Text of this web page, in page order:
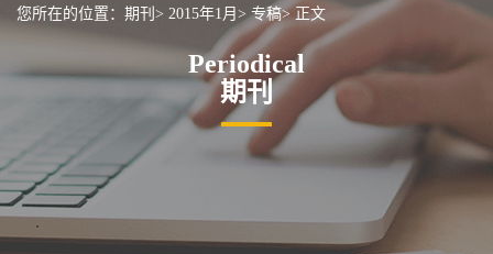
您所在的位置： 期刊> 2015年1月> 专稿> 正文
Periodical
期刊